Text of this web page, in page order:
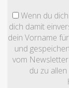
Wenn du
dich damit
dein Vorname
und
vom
du zu